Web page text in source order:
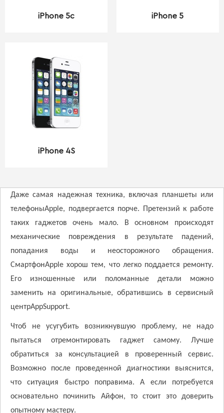
iPhone 5c iPhone 5
iPhone 4S
Даже самая надежная техника, включая планшеты или
телефоныApple, подвергается порче. Претензий к работе
таких гаджетов очень мало. В основном происходят
механические повреждения в результате падений,
попадания воды и неосторожного обращения.
СмартфонApple хорош тем, что легко поддается ремонту.
Его изношенные или поломанные детали можно
заменить на оригинальные, обратившись в сервисный
центрAppSupport.
Чтоб не усугубить возникнувшую проблему, не надо
пытаться отремонтировать гаджет самому. Лучше
обратиться за консультацией в проверенный сервис.
Возможно после проведенной диагностики выяснится,
что ситуация быстро поправима. А если потребуется
основательно починить Айфон, то стоит это доверить
опытному мастеру.